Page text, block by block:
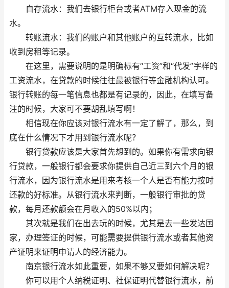
自存流水：我们去银行柜台或者ATM存入现金的流
水。
转账流水：我们的账户和其他账户的互转流水，比如
收到房租等记录。
在这里，需要说明的是明确标有“工资”和“代发”字样的
工资流水，在贷款的时候往往最被银行等金融机构认可。
银行转账的每一笔信息也都是有记录的，因此，在填写备
注的时候，大家可不要胡乱填写啊！
相信现在你应该对银行流水有一定了解了，那么，到
底在什么情况下才用到银行流水呢？
银行贷款应该是大家首先想到的。如果你有需求向银
行贷款，一般银行都会要求你提供自己近三到六个月的银
行流水，因为银行流水是用来考核一个人是否有能力按时
还款的好标准。从银行流水来判断，一般银行审批的贷
款，每月还款额会在月收入的50%以内；
其次就是我们在出去玩的时候，尤其是去一些发达国
家，办理签证的时候，可能需要提供银行流水或者其他资
产证明来证明申请人的经济能力。
南京银行流水如此重要，如果不够又要如何解决呢？
你可以用个人纳税证明、社保证明代替银行流水，前